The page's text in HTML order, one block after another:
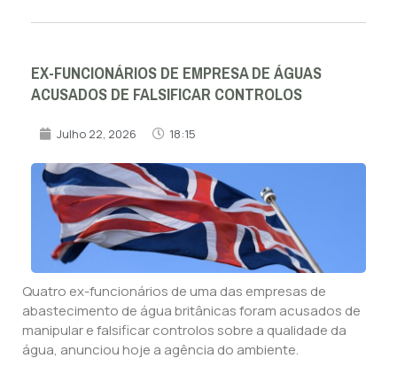
EX-FUNCIONÁRIOS DE EMPRESA DE ÁGUAS
ACUSADOS DE FALSIFICAR CONTROLOS
Julho 22, 2026 18:15
Quatro ex-funcionários de uma das empresas de
abastecimento de água britânicas foram acusados de
manipular e falsificar controlos sobre a qualidade da
água, anunciou hoje a agência do ambiente.